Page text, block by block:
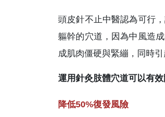
頭皮針不止中醫認為可行
軀幹的穴道，因為中風造
成肌肉僵硬與緊繃，同時
運用針灸肢體穴道可以有
降低50%復發風險